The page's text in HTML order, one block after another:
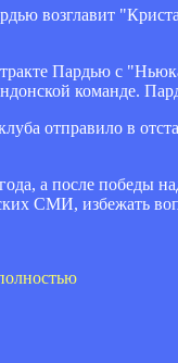
возглавит
Пардью с
команде.
отправило в
а после победы
СМИ, избежать